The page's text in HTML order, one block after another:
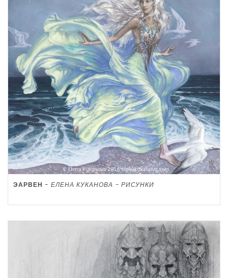
ЭАРВЕН - ЕЛЕНА КУКАНОВА - РИСУНКИ